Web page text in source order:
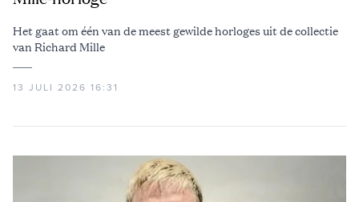
Het gaat om één van de meest gewilde horloges uit de collectie
van Richard Mille
13 JULI 2026 16:31